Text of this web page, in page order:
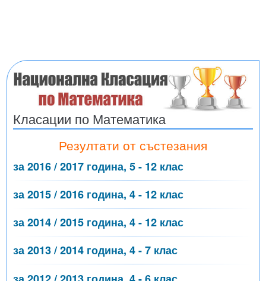
Класации по Математика
Резултати от състезания
за 2016 / 2017 година, 5 - 12 клас
за 2015 / 2016 година, 4 - 12 клас
за 2014 / 2015 година, 4 - 12 клас
за 2013 / 2014 година, 4 - 7 клас